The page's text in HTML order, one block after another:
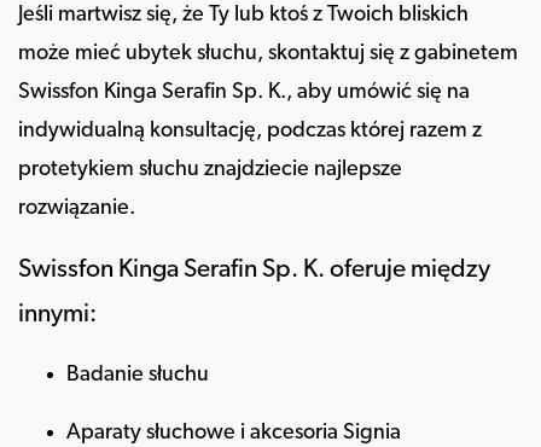
Jeśli martwisz się, że Ty lub ktoś z Twoich bliskich
może mieć ubytek słuchu, skontaktuj się z gabinetem
Swissfon Kinga Serafin Sp. K., aby umówić się na
indywidualną konsultację, podczas której razem z
protetykiem słuchu znajdziecie najlepsze
rozwiązanie.
Swissfon Kinga Serafin Sp. K. oferuje między
innymi:
Badanie słuchu
Aparaty słuchowe i akcesoria Signia